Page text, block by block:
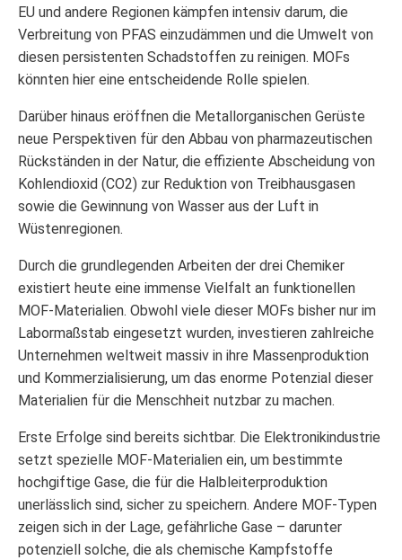
EU und andere Regionen kämpfen intensiv darum, die
Verbreitung von PFAS einzudämmen und die Umwelt von
diesen persistenten Schadstoffen zu reinigen. MOFs
könnten hier eine entscheidende Rolle spielen.
Darüber hinaus eröffnen die Metallorganischen Gerüste
neue Perspektiven für den Abbau von pharmazeutischen
Rückständen in der Natur, die effiziente Abscheidung von
Kohlendioxid (CO2) zur Reduktion von Treibhausgasen
sowie die Gewinnung von Wasser aus der Luft in
Wüstenregionen.
Durch die grundlegenden Arbeiten der drei Chemiker
existiert heute eine immense Vielfalt an funktionellen
MOF-Materialien. Obwohl viele dieser MOFs bisher nur im
Labormaßstab eingesetzt wurden, investieren zahlreiche
Unternehmen weltweit massiv in ihre Massenproduktion
und Kommerzialisierung, um das enorme Potenzial dieser
Materialien für die Menschheit nutzbar zu machen.
Erste Erfolge sind bereits sichtbar. Die Elektronikindustrie
setzt spezielle MOF-Materialien ein, um bestimmte
hochgiftige Gase, die für die Halbleiterproduktion
unerlässlich sind, sicher zu speichern. Andere MOF-Typen
zeigen sich in der Lage, gefährliche Gase – darunter
potenziell solche, die als chemische Kampfstoffe